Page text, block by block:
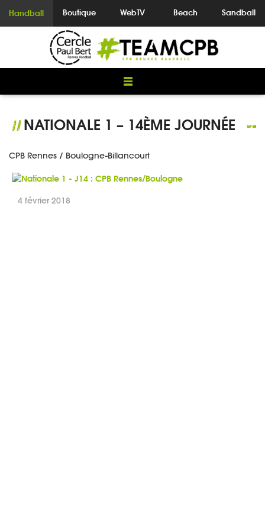
Handball Boutique WebTV Beach Sandball
//NATIONALE 1 – 14ÈME JOURNÉE
CPB Rennes / Boulogne-Billancourt
4 février 2018